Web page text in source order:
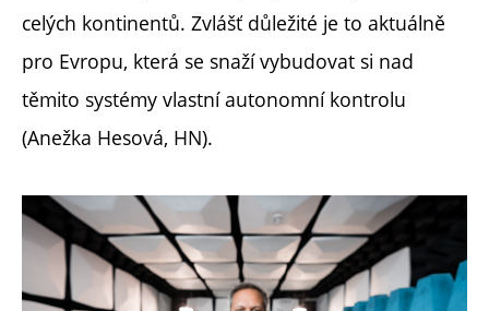
celých kontinentů. Zvlášť důležité je to aktuálně
pro Evropu, která se snaží vybudovat si nad
těmito systémy vlastní autonomní kontrolu
(Anežka Hesová, HN).